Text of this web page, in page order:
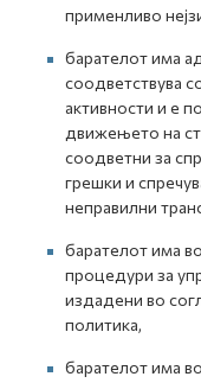
применливо
барателот има
соодветствува
активности и е
движењето на
соодветни за
грешки и
неправилни
барателот има
процедури за
издадени во
политика,
барателот има